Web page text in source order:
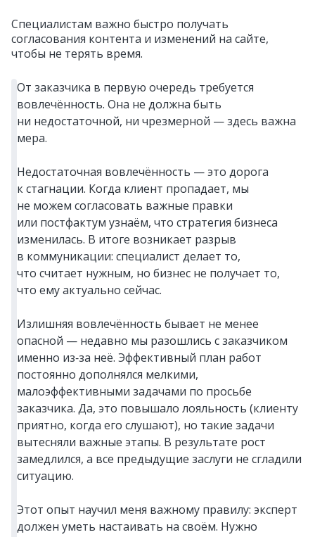
Специалистам важно быстро получать
согласования контента и изменений на сайте,
чтобы не терять время.
От заказчика в первую очередь требуется
вовлечённость. Она не должна быть
ни недостаточной, ни чрезмерной — здесь важна
мера.
Недостаточная вовлечённость — это дорога
к стагнации. Когда клиент пропадает, мы
не можем согласовать важные правки
или постфактум узнаём, что стратегия бизнеса
изменилась. В итоге возникает разрыв
в коммуникации: специалист делает то,
что считает нужным, но бизнес не получает то,
что ему актуально сейчас.
Излишняя вовлечённость бывает не менее
опасной — недавно мы разошлись с заказчиком
именно из‑за неё. Эффективный план работ
постоянно дополнялся мелкими,
малоэффективными задачами по просьбе
заказчика. Да, это повышало лояльность (клиенту
приятно, когда его слушают), но такие задачи
вытесняли важные этапы. В результате рост
замедлился, а все предыдущие заслуги не сгладили
ситуацию.
Этот опыт научил меня важному правилу: эксперт
должен уметь настаивать на своём. Нужно